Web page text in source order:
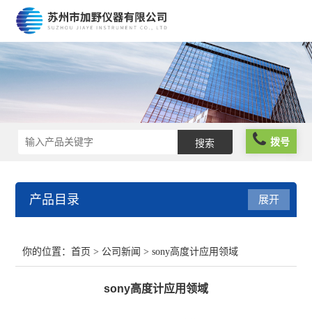
拨号
产品目录 展开
你的位置：首页 > 公司新闻 > sony高度计应用领域
sony高度计应用领域